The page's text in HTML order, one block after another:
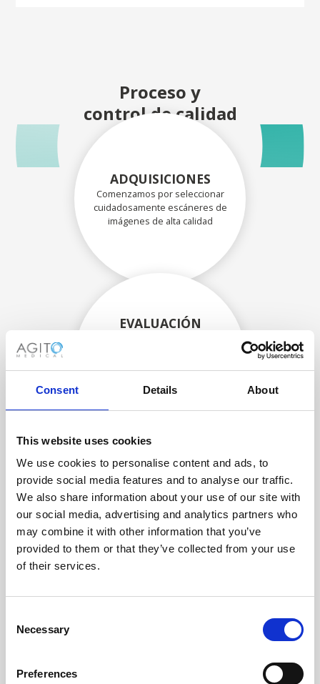
Consent Details About
This website uses cookies
We use cookies to personalise content and ads, to
provide social media features and to analyse our traffic.
We also share information about your use of our site with
our social media, advertising and analytics partners who
may combine it with other information that you’ve
provided to them or that they’ve collected from your use
of their services.
Selection
Necessary
Preferences
Proceso y
control de calidad
ADQUISICIONES
Comenzamos por seleccionar
cuidadosamente escáneres de
imágenes de alta calidad
EVALUACIÓN
experimentados evalúan
y sus componentes.
RECUPERÁNDOSE
CON CUIDADO
Las piezas utilizables se
recuperan meticulosamente en
un entorno seguro de ESD, lo
que garantiza que no haya